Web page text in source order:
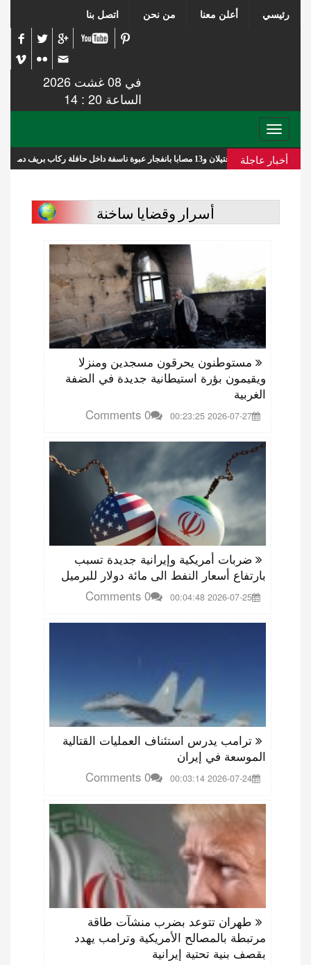
رئيسي أعلن معنا من نحن اتصل بنا
في 08 غشت 2026
الساعة 20 : 14
Toggle
navigation
أخبار عاجلة
قتيلان و13 مصابا بانفجار عبوة ناسفة داخل حافلة ركاب بريف دمشق
أسرار وقضايا ساخنة
مستوطنون يحرقون مسجدين ومنزلا
ويقيمون بؤرة استيطانية جديدة في الضفة
الغربية
2026-07-27 00:23:25
0 Comments
ضربات أمريكية وإيرانية جديدة تسبب
بارتفاع أسعار النفط الى مائة دولار للبرميل
2026-07-25 00:04:48
0 Comments
ترامب يدرس استئناف العمليات القتالية
الموسعة في إيران
2026-07-24 00:03:14
0 Comments
طهران تتوعد بضرب منشآت طاقة
مرتبطة بالمصالح الأمريكية وترامب يهدد
بقصف بنية تحتية إيرانية